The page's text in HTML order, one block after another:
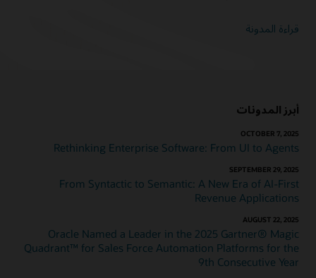
قراءة المدونة
أبرز المدونات
OCTOBER 7, 2025
Rethinking Enterprise Software: From UI to Agents
SEPTEMBER 29, 2025
From Syntactic to Semantic: A New Era of AI-First
Revenue Applications
AUGUST 22, 2025
Oracle Named a Leader in the 2025 Gartner® Magic
Quadrant™ for Sales Force Automation Platforms for the
9th Consecutive Year